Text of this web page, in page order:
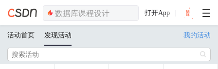
打开App
活动首页 发现活动 我的活动
